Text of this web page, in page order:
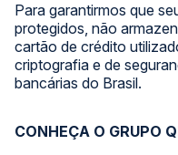
Para garantirmos que
protegidos, não
cartão de crédito
criptografia e de
bancárias do Brasil.
CONHEÇA O GRUPO